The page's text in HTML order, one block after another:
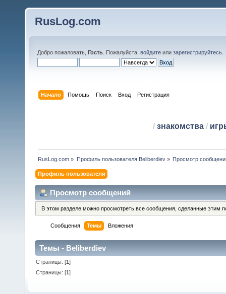
RusLog.com
Добро пожаловать, Гость . Пожалуйста, войдите или зарегистрируйтесь
Начало Помощь Поиск Вход Регистрация
/ знакомства/
RusLog.com » Профиль пользователя Beliberdiev» Просмотр
Профиль пользователя
Просмотр сообщений
В этом разделе можно просмотреть все сообщения, сделанные этим
Сообщения Темы Вложения
Темы - Beliberdiev
Страницы: [1]
Страницы: [1]